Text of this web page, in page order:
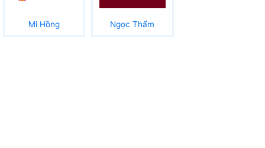
Mi Hồng Ngọc Thẩm